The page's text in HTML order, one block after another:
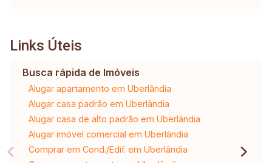
Links Úteis
Busca rápida de Imóveis
Alugar apartamento em Uberlândia
Alugar casa padrão em Uberlândia
Alugar casa de alto padrão em Uberlândia
Alugar imóvel comercial em Uberlândia
Comprar em Cond./Edif. em Uberlândia